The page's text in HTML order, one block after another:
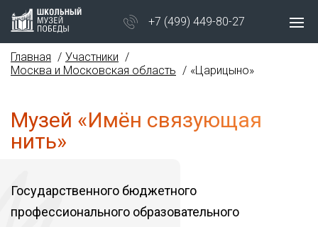
+7 (499) 449-80-27
Главная
Участники
Москва и Московская область
«Царицыно»
Музей «Имён связующая
нить»
Государственного бюджетного
профессионального образовательного